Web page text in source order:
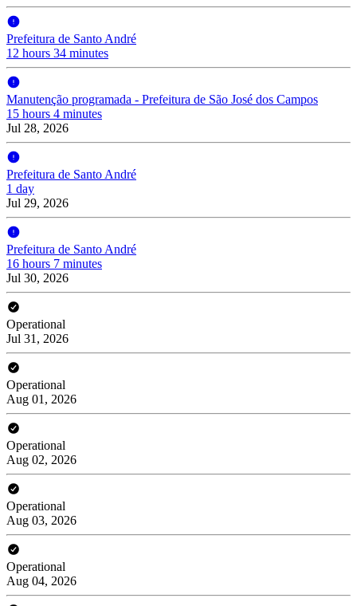
Prefeitura de Santo André
12 hours 34 minutes
Manutenção programada - Prefeitura de São José dos Campos
15 hours 4 minutes
Jul 28, 2026
Prefeitura de Santo André
1 day
Jul 29, 2026
Prefeitura de Santo André
16 hours 7 minutes
Jul 30, 2026
Operational
Jul 31, 2026
Operational
Aug 01, 2026
Operational
Aug 02, 2026
Operational
Aug 03, 2026
Operational
Aug 04, 2026